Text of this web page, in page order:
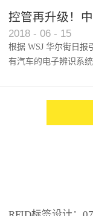
控管再升级！
架构辨识系统
2018 - 06 - 15
根据 WSJ 华尔街日报
有汽车的电子辨识系